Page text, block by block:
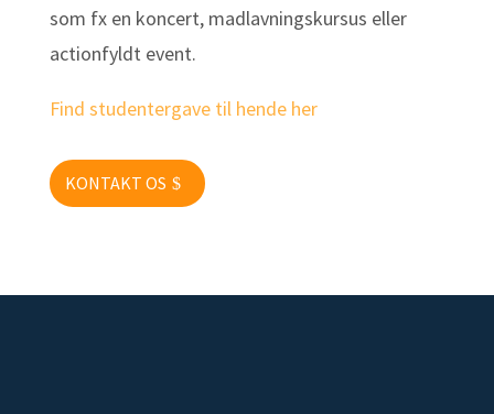
som fx en koncert, madlavningskursus eller
actionfyldt event.
Find studentergave til hende her
KONTAKT OS